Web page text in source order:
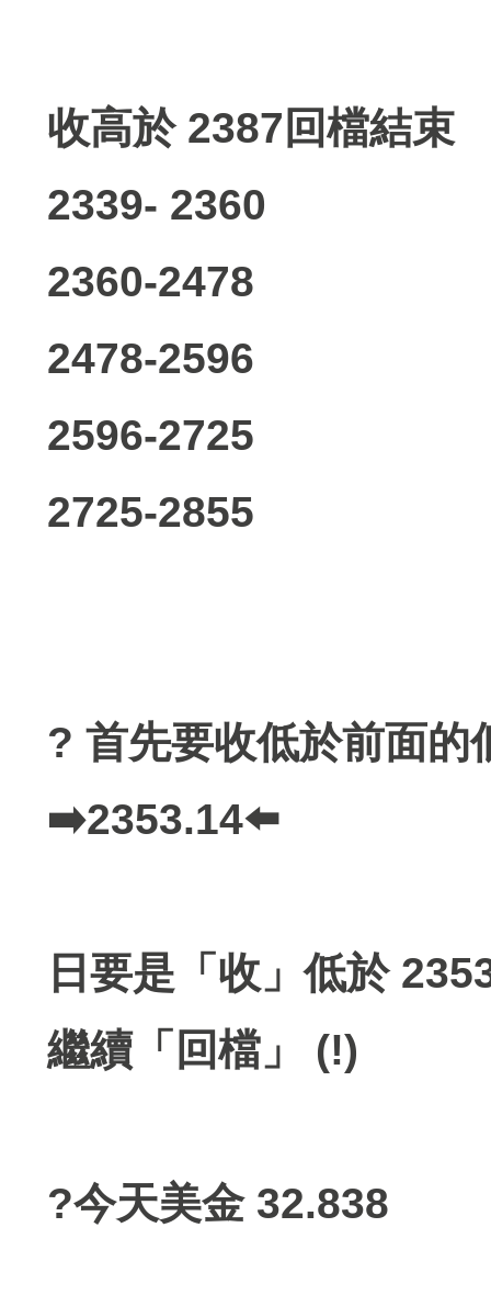
收高於 2387回檔結束
2339- 2360
2360-2478
2478-2596
2596-2725
2725-2855
? 首先要收低於前面的
➡️2353.14⬅️
日要是「收」低於
繼續「回檔」 (!)
?今天美金 32.838